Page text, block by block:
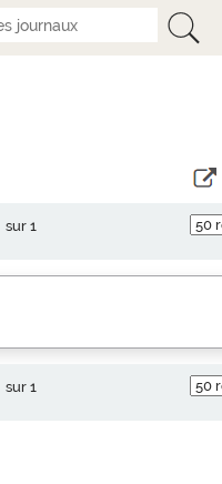
sur 1
sur 1